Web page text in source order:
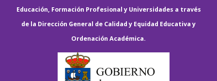
Educación, Formación Profesional y Universidades a través
de la Dirección General de Calidad y Equidad Educativa y
Ordenación Académica.